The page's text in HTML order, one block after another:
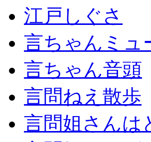
江戸しぐさ
言ちゃんミュ
言ちゃん音頭
言問ねえ散歩
言問姐さんは